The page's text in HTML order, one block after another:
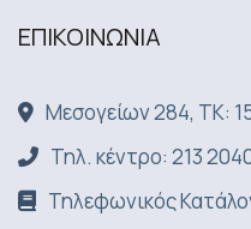
ΕΠΙΚΟΙΝΩΝΙA
Μεσογείων 284, ΤΚ:
Τηλ. κέντρο: 213
Τηλεφωνικός